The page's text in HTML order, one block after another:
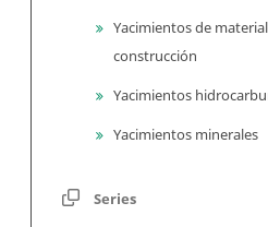
Yacimientos de
construcción
Yacimientos
Yacimientos minerales
Series